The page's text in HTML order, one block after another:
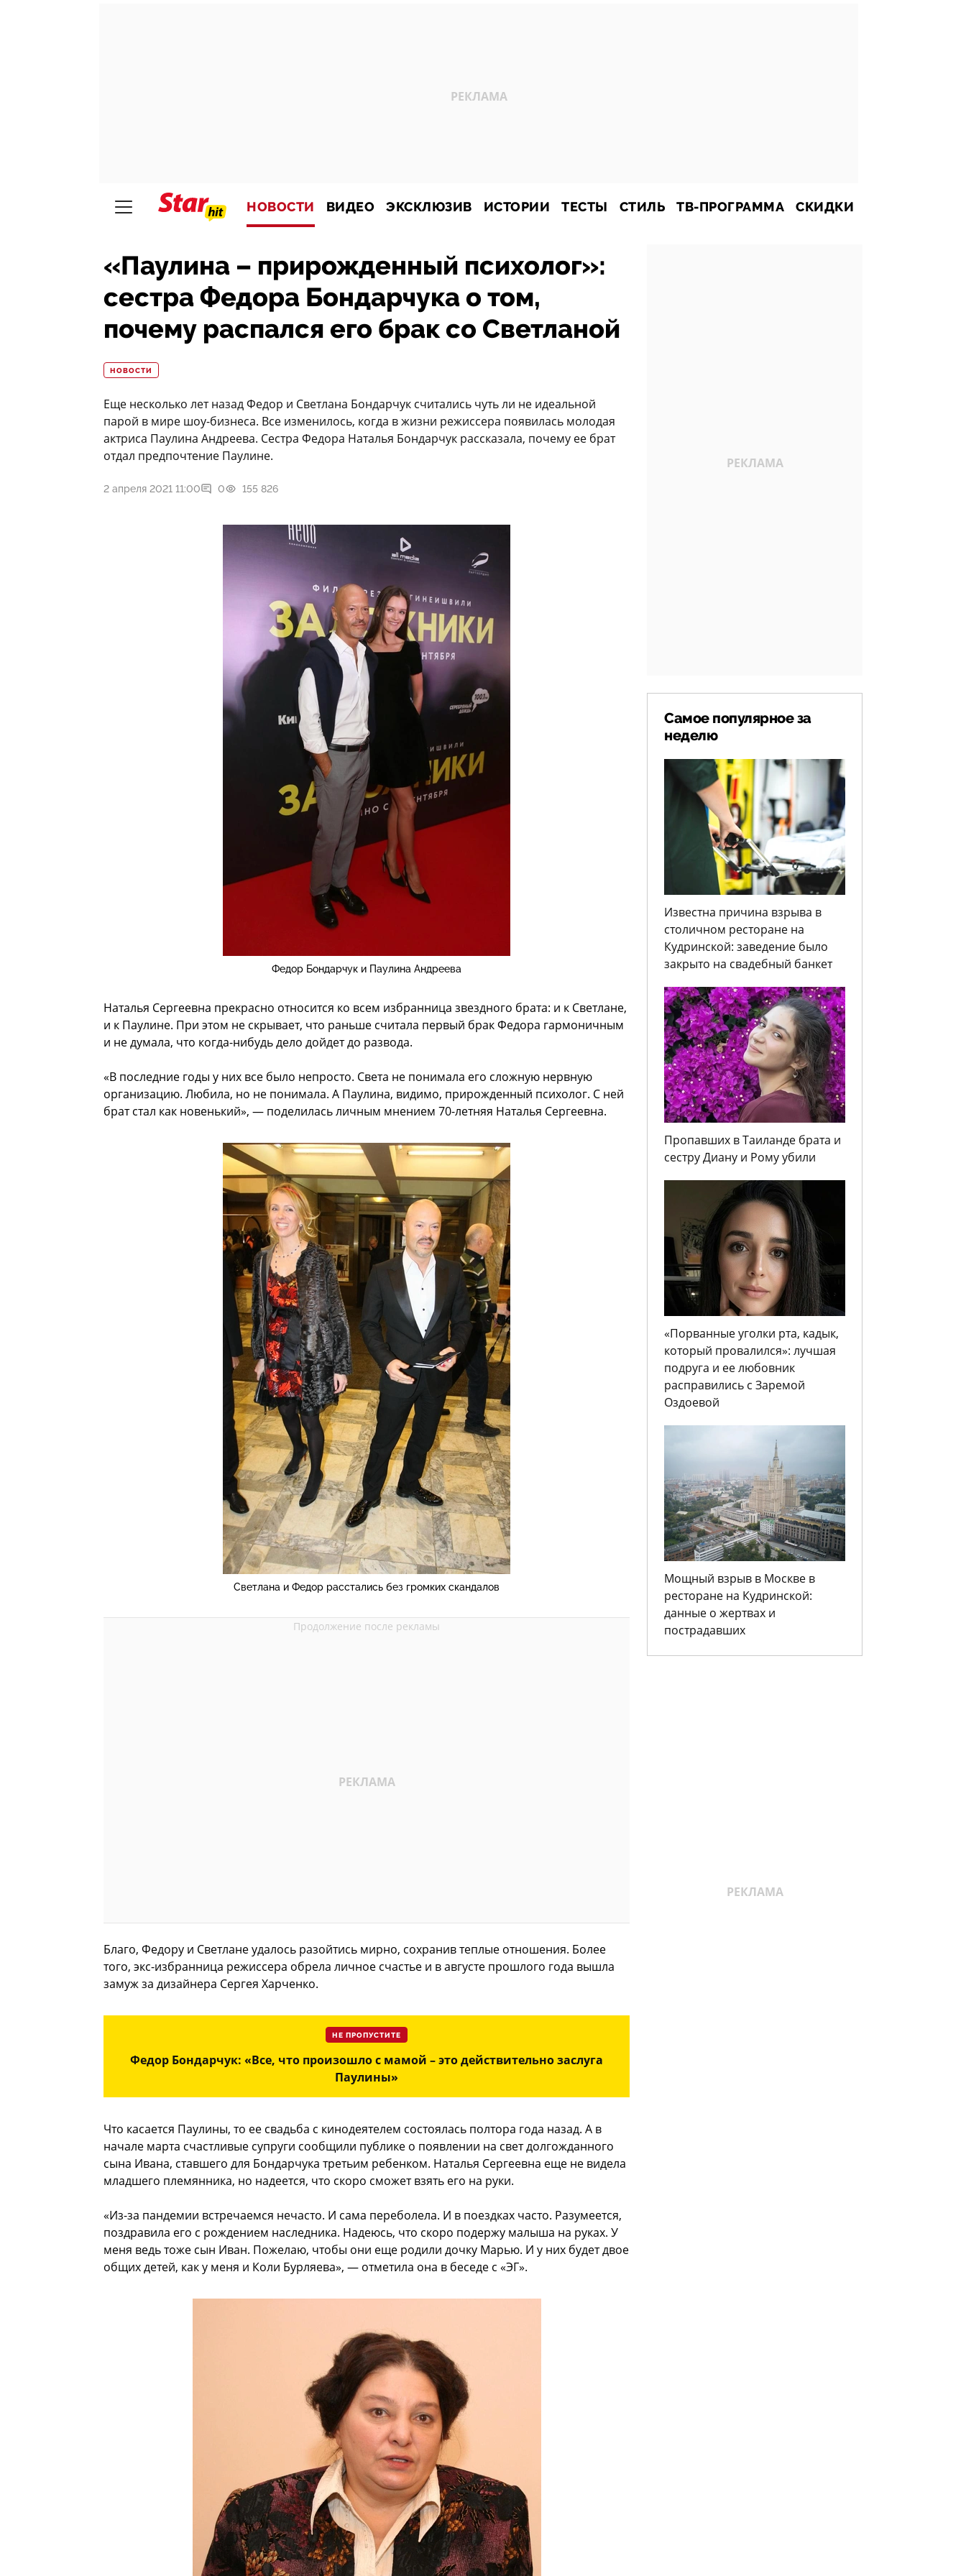
НОВОСТИ ВИДЕО ЭКСКЛЮЗИВ ИСТОРИИ ТЕСТЫ СТИЛЬ ТВ-ПРОГРАММА СКИДКИ
«Паулина – прирожденный психолог»:
сестра Федора Бондарчука о том,
почему распался его брак со Светланой
НОВОСТИ
Еще несколько лет назад Федор и Светлана Бондарчук считались чуть ли не идеальной
парой в мире шоу-бизнеса. Все изменилось, когда в жизни режиссера появилась молодая
актриса Паулина Андреева. Сестра Федора Наталья Бондарчук рассказала, почему ее брат
отдал предпочтение Паулине.
2 апреля 2021 11:00 0 155 826
Федор Бондарчук и Паулина Андреева
Наталья Сергеевна прекрасно относится ко всем избранница звездного брата: и к Светлане,
и к Паулине. При этом не скрывает, что раньше считала первый брак Федора гармоничным
и не думала, что когда-нибудь дело дойдет до развода.
«В последние годы у них все было непросто. Света не понимала его сложную нервную
организацию. Любила, но не понимала. А Паулина, видимо, прирожденный психолог. С ней
брат стал как новенький», — поделилась личным мнением 70-летняя Наталья Сергеевна.
Светлана и Федор расстались без громких скандалов
Благо, Федору и Светлане удалось разойтись мирно, сохранив теплые отношения. Более
того, экс-избранница режиссера обрела личное счастье и в августе прошлого года вышла
замуж за дизайнера Сергея Харченко.
НЕ ПРОПУСТИТЕ
Федор Бондарчук: «Все, что произошло с мамой – это действительно заслуга
Паулины»
Что касается Паулины, то ее свадьба с кинодеятелем состоялась полтора года назад. А в
начале марта счастливые супруги сообщили публике о появлении на свет долгожданного
сына Ивана, ставшего для Бондарчука третьим ребенком. Наталья Сергеевна еще не видела
младшего племянника, но надеется, что скоро сможет взять его на руки.
«Из-за пандемии встречаемся нечасто. И сама переболела. И в поездках часто. Разумеется,
поздравила его с рождением наследника. Надеюсь, что скоро подержу малыша на руках. У
меня ведь тоже сын Иван. Пожелаю, чтобы они еще родили дочку Марью. И у них будет двое
общих детей, как у меня и Коли Бурляева», — отметила она в беседе с «ЭГ».
Самое популярное за
неделю
Известна причина взрыва в
столичном ресторане на
Кудринской: заведение было
закрыто на свадебный банкет
Пропавших в Таиланде брата и
сестру Диану и Рому убили
«Порванные уголки рта, кадык,
который провалился»: лучшая
подруга и ее любовник
расправились с Заремой
Оздоевой
Мощный взрыв в Москве в
ресторане на Кудринской:
данные о жертвах и
пострадавших